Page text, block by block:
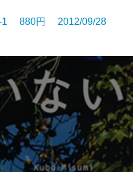
1 880円 2012/09/28